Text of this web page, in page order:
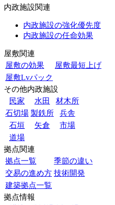
内政施設関連
内政施設の強化優先度
内政施設の任命効果
屋敷関連
屋敷の効果
屋敷最短上げ
屋敷Lvパック
その他内政施設
民家
水田
材木所
石切場 製鉄所
兵舎
石垣
矢倉
市場
道場
拠点関連
拠点一覧
季節の違い
交易の進め方 技術開発
建築拠点一覧
拠点情報